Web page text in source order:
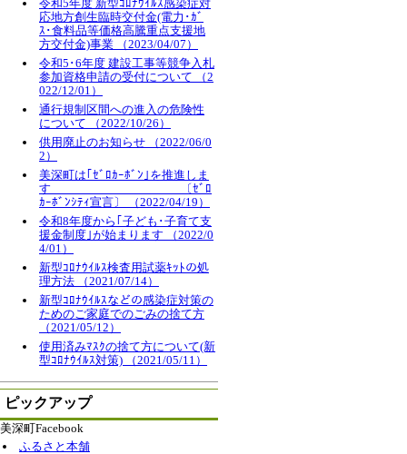
令和5年度 新型ｺﾛﾅｳｲﾙｽ感染症対
応地方創生臨時交付金(電力･ｶﾞ
ｽ･食料品等価格高騰重点支援地
方交付金)事業 （2023/04/07）
令和5･6年度 建設工事等競争入札
参加資格申請の受付について （2
022/12/01）
通行規制区間への進入の危険性
について （2022/10/26）
供用廃止のお知らせ （2022/06/0
2）
美深町は｢ｾﾞﾛｶｰﾎﾞﾝ｣を推進しま
す 〔ｾﾞﾛ
ｶｰﾎﾞﾝｼﾃｨ宣言〕 （2022/04/19）
令和8年度から｢子ども･子育て支
援金制度｣が始まります （2022/0
4/01）
新型ｺﾛﾅｳｲﾙｽ検査用試薬ｷｯﾄの処
理方法 （2021/07/14）
新型ｺﾛﾅｳｲﾙｽなどの感染症対策の
ためのご家庭でのごみの捨て方
（2021/05/12）
使用済みﾏｽｸの捨て方について(新
型ｺﾛﾅｳｲﾙｽ対策) （2021/05/11）
ピックアップ
美深町Facebook
ふるさと本舗